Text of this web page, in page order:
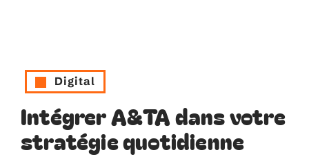
Digital
Intégrer A&TA dans votre
stratégie quotidienne